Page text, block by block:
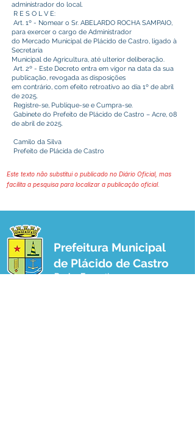
administrador do local.
R E S O L V E:
Art. 1º - Nomear o Sr. ABELARDO ROCHA SAMPAIO,
para exercer o cargo de Administrador
do Mercado Municipal de Plácido de Castro, ligado à
Secretaria
Municipal de Agricultura, até ulterior deliberação.
Art. 2º - Este Decreto entra em vigor na data da sua
publicação, revogada as disposições
em contrário, com efeito retroativo ao dia 1º de abril
de 2025.
Registre-se, Publique-se e Cumpra-se.
Gabinete do Prefeito de Plácido de Castro – Acre, 08
de abril de 2025.
Camilo da Silva
Prefeito de Plácida de Castro
Este texto não substitui o publicado no Diário Oficial, mas
facilita a pesquisa para localizar a publicação oficial.
Prefeitura Municipal
de Plácido de Castro
Poder Executivo